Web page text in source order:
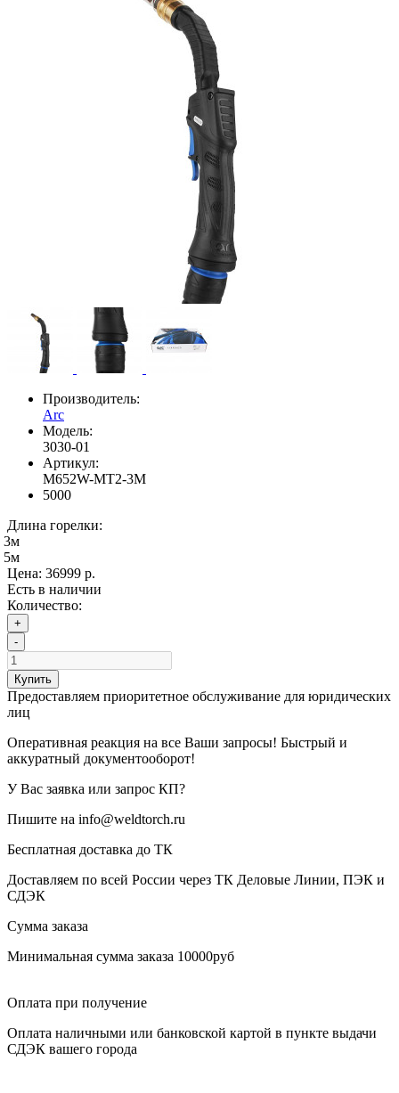
Производитель:
Arc
Модель:
3030-01
Артикул:
M652W-MT2-3M
5000
Длина горелки:
3м
5м
Цена: 36999 р.
Есть в наличии
Количество:
+
-
Купить
Предоставляем приоритетное обслуживание для юридических
лиц
Оперативная реакция на все Ваши запросы! Быстрый и
аккуратный документооборот!
У Вас заявка или запрос КП?
Пишите на info@weldtorch.ru
Бесплатная доставка до ТК
Доставляем по всей России через ТК Деловые Линии, ПЭК и
СДЭК
Сумма заказа
Минимальная сумма заказа 10000руб
Оплата при получение
Оплата наличными или банковской картой в пункте выдачи
СДЭК вашего города